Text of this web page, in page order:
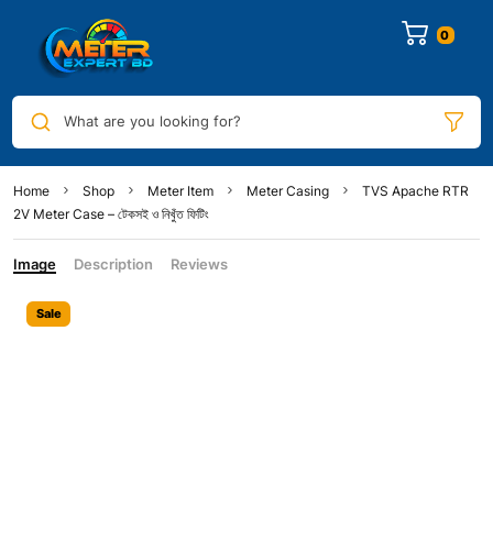
0
What are you looking for?
Home Shop Meter Item Meter Casing
TVS Apache RTR
2V Meter Case – টেকসই ও নিখুঁত ফিটিং
Image Description Reviews
Sale